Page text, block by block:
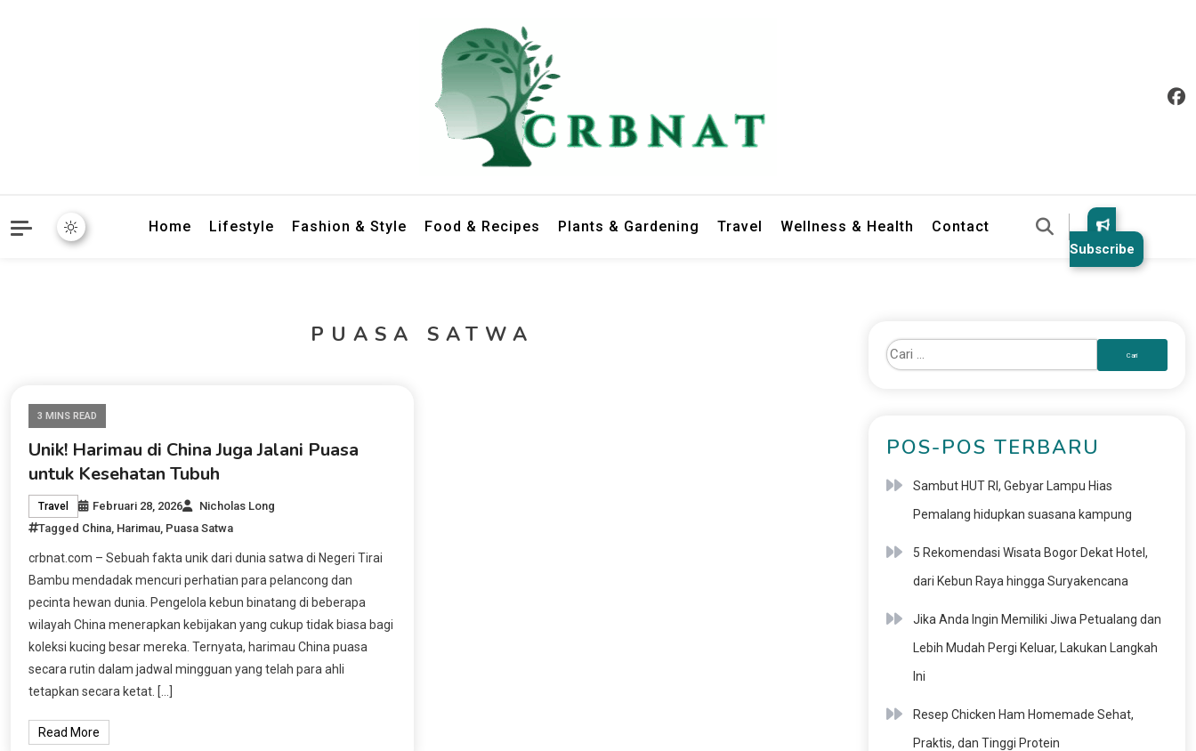
Home Lifestyle Fashion & Style Food & Recipes Plants & Gardening Travel Wellness & Health Contact
Subscribe
PUASA SATWA
3 MINS READ
Unik! Harimau di China Juga Jalani Puasa
untuk Kesehatan Tubuh
Travel Februari 28, 2026
Nicholas Long
Tagged China, Harimau, Puasa Satwa
crbnat.com – Sebuah fakta unik dari dunia satwa di Negeri Tirai
Bambu mendadak mencuri perhatian para pelancong dan
pecinta hewan dunia. Pengelola kebun binatang di beberapa
wilayah China menerapkan kebijakan yang cukup tidak biasa bagi
koleksi kucing besar mereka. Ternyata, harimau China puasa
secara rutin dalam jadwal mingguan yang telah para ahli
tetapkan secara ketat. […]
Read More
POS-POS TERBARU
Sambut HUT RI, Gebyar Lampu Hias
Pemalang hidupkan suasana kampung
5 Rekomendasi Wisata Bogor Dekat Hotel,
dari Kebun Raya hingga Suryakencana
Jika Anda Ingin Memiliki Jiwa Petualang dan
Lebih Mudah Pergi Keluar, Lakukan Langkah
Ini
Resep Chicken Ham Homemade Sehat,
Praktis, dan Tinggi Protein